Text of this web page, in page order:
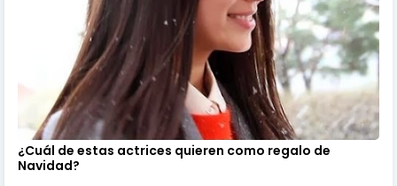
¿Cuál de estas actrices quieren como regalo de
Navidad?